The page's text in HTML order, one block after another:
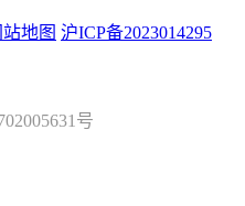
站地图 沪ICP备2023014295
号